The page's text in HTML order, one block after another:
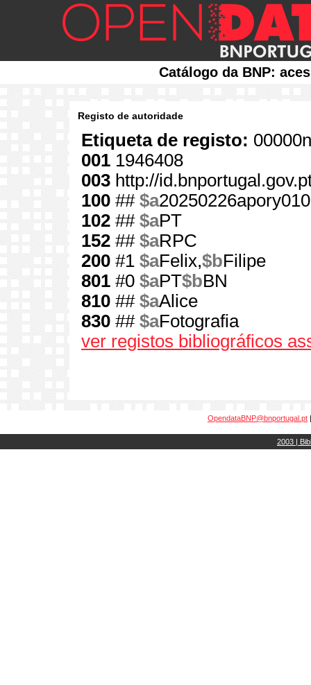
Catálogo da BNP:
Registo de autoridade
Etiqueta de registo:
001 1946408
003 http://
100 ## $a
102 ## $aPT
152 ## $aRPC
200 #1 $aFelix,$bFilipe
801 #0 $aPT$bBN
810 ## $aAlice
830 ## $aFotografia
ver registos bibliográficos
OpendataBNP@bnportugal.pt
2003 |